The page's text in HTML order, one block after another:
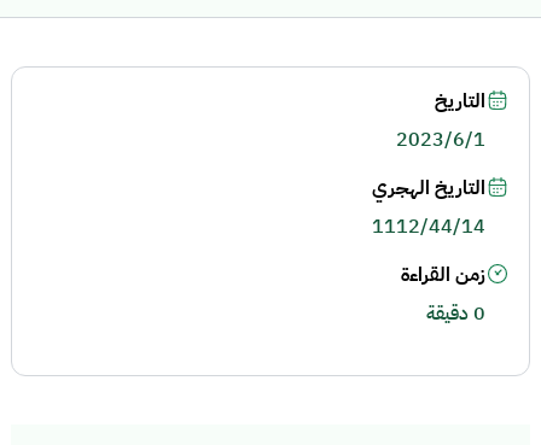
التاريخ
2023/6/1
التاريخ الهجري
1112/44/14
زمن القراءة
0 دقيقة